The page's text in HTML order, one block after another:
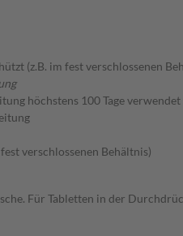
(z.B. im fest verschlossenen
höchstens 100 Tage
verschlossenen Behältnis)
Für Tabletten in der